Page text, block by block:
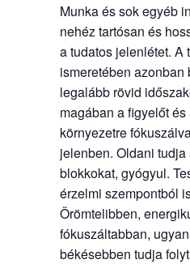
Munka és sok egyéb
nehéz tartósan és
a tudatos jelenlétet. A
ismeretében azonban
legalább rövid
magában a figyelőt
környezetre
jelenben. Oldani
blokkokat, gyógyul.
érzelmi szempontból
Örömtelibben,
fókuszáltabban,
békésebben tudja